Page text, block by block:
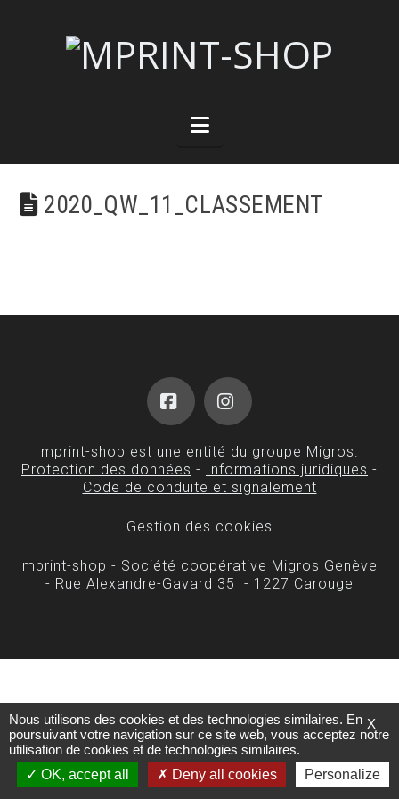
Navigation
2020_QW_11_CLASSEMENT
FacebookInstagram
mprint-shop est une entité du groupe Migros.
Protection des données - Informations juridiques -
Code de conduite et signalement
Gestion des cookies
mprint-shop - Société coopérative Migros Genève
- Rue Alexandre-Gavard 35 - 1227 Carouge
X
Nous utilisons des cookies et des technologies similaires. En
poursuivant votre navigation sur ce site web, vous acceptez notre
utilisation de cookies et de technologies similaires.
OK, accept all
Deny all cookies Personalize